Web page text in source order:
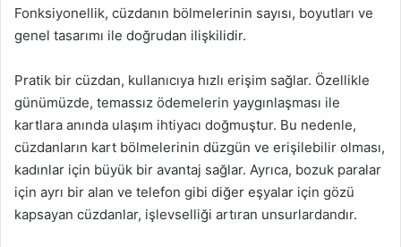
Fonksiyonellik, cüzdanın bölmelerinin sayısı, boyutları ve
genel tasarımı ile doğrudan ilişkilidir.
Pratik bir cüzdan, kullanıcıya hızlı erişim sağlar. Özellikle
günümüzde, temassız ödemelerin yaygınlaşması ile
kartlara anında ulaşım ihtiyacı doğmuştur. Bu nedenle,
cüzdanların kart bölmelerinin düzgün ve erişilebilir olması,
kadınlar için büyük bir avantaj sağlar. Ayrıca, bozuk paralar
için ayrı bir alan ve telefon gibi diğer eşyalar için gözü
kapsayan cüzdanlar, işlevselliği artıran unsurlardandır.